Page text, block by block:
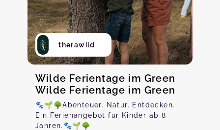
therawild
Wilde Ferientage im Green
Wilde Ferientage im Green
🐾🌱🌳Abenteuer. Natur. Entdecken.
Ein Ferienangebot für Kinder ab 8
Jahren.🐾🌱🌳